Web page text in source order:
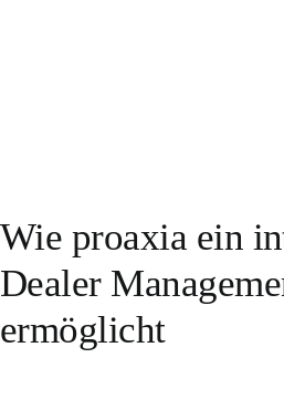
Wie proaxia ein
Dealer
ermöglicht